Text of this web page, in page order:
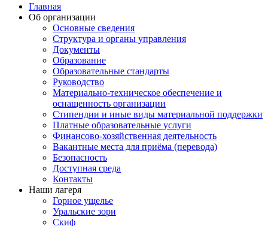
Главная
Об организации
Основные сведения
Структура и органы управления
Документы
Образование
Образовательные стандарты
Руководство
Материально-техническое обеспечение и
оснащенность организации
Стипендии и иные виды материальной поддержки
Платные образовательные услуги
Финансово-хозяйственная деятельность
Вакантные места для приёма (перевода)
Безопасность
Доступная среда
Контакты
Наши лагеря
Горное ущелье
Уральские зори
Скиф